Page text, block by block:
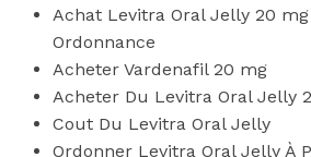
Achat Levitra Oral Jelly 20 mg
Ordonnance
Acheter Vardenafil 20 mg
Acheter Du Levitra Oral Jelly
Cout Du Levitra Oral Jelly
Ordonner Levitra Oral Jelly À